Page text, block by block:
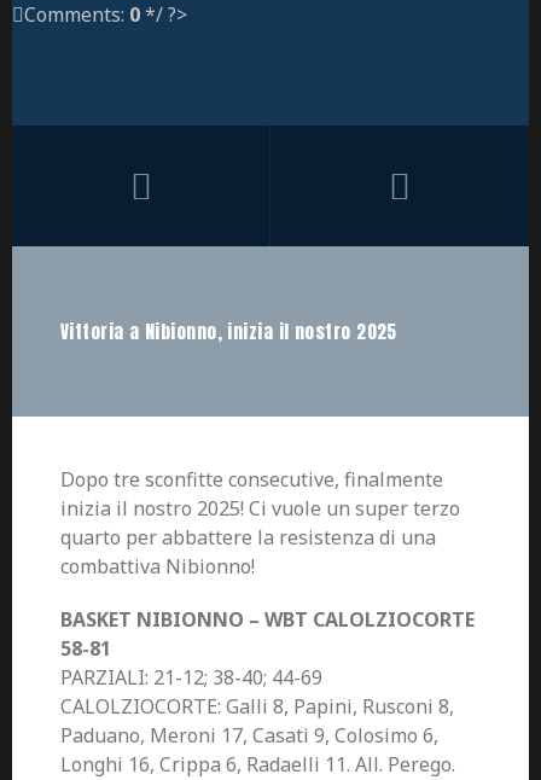
Comments: 0*/ ?>
Vittoria a Nibionno, inizia il nostro 2025
Dopo tre sconfitte consecutive, finalmente
inizia il nostro 2025! Ci vuole un super terzo
quarto per abbattere la resistenza di una
combattiva Nibionno!
BASKET NIBIONNO – WBT CALOLZIOCORTE
58-81
PARZIALI: 21-12; 38-40; 44-69
CALOLZIOCORTE: Galli 8, Papini, Rusconi 8,
Paduano, Meroni 17, Casati 9, Colosimo 6,
Longhi 16, Crippa 6, Radaelli 11. All. Perego.